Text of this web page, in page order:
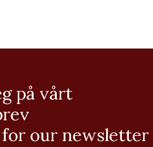
på vårt
for our newsletter